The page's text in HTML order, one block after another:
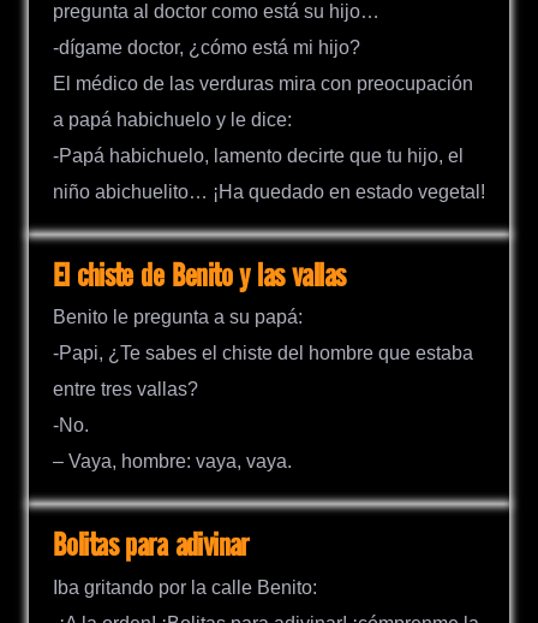
pregunta al doctor como está su hijo…
-dígame doctor, ¿cómo está mi hijo?
El médico de las verduras mira con preocupación
a papá habichuelo y le dice:
-Papá habichuelo, lamento decirte que tu hijo, el
niño abichuelito… ¡Ha quedado en estado vegetal!
El chiste de Benito y las vallas
Benito le pregunta a su papá:
-Papi, ¿Te sabes el chiste del hombre que estaba
entre tres vallas?
-No.
– Vaya, hombre: vaya, vaya.
Bolitas para adivinar
Iba gritando por la calle Benito: